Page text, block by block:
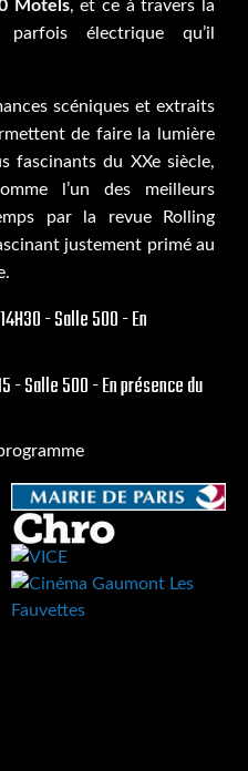
Motels, et ce à travers la
électrique qu’il
scéniques et extraits
de faire la lumière
fascinants du XXe siècle,
l’un des meilleurs
par la revue Rolling
justement primé au
- Salle 500 - En
- Salle 500 - En présence du